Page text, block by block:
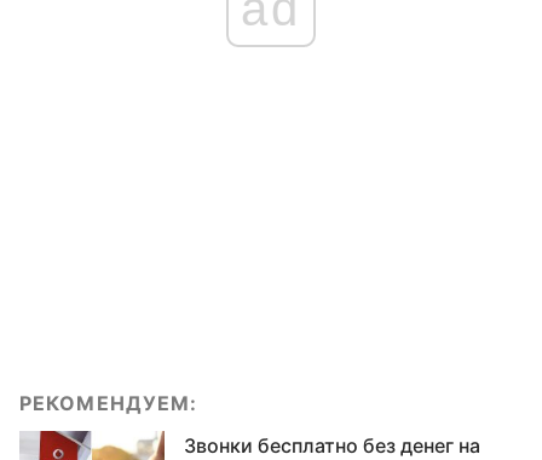
РЕКОМЕНДУЕМ:
Звонки бесплатно без денег на